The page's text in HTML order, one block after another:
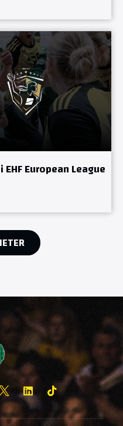
European League